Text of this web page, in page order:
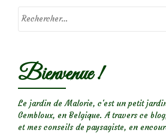
Bienvenue !
Le jardin de Malorie, c'est un petit
Gembloux, en Belgique. A travers ce
et mes conseils de paysagiste, en